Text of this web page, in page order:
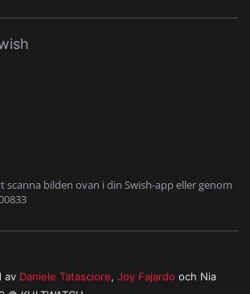
scanna bilden ovan i din Swish-app eller genom
av Daniele Tatasciore, Joy Fajardo och Nia